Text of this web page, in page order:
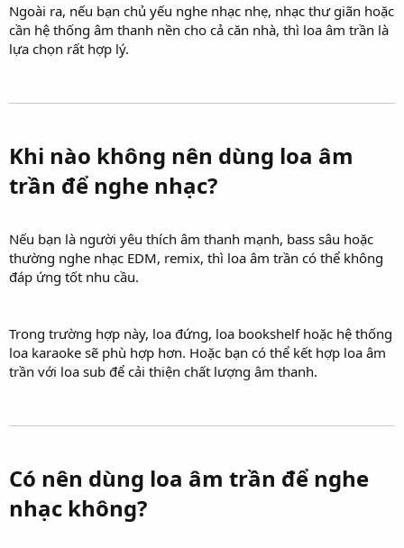
Ngoài ra, nếu bạn chủ yếu nghe nhạc nhẹ, nhạc thư giãn hoặc
cần hệ thống âm thanh nền cho cả căn nhà, thì loa âm trần là
lựa chọn rất hợp lý.
Khi nào không nên dùng loa âm
trần để nghe nhạc?​
Nếu bạn là người yêu thích âm thanh mạnh, bass sâu hoặc
thường nghe nhạc EDM, remix, thì loa âm trần có thể không
đáp ứng tốt nhu cầu.
Trong trường hợp này, loa đứng, loa bookshelf hoặc hệ thống
loa karaoke sẽ phù hợp hơn. Hoặc bạn có thể kết hợp loa âm
trần với loa sub để cải thiện chất lượng âm thanh.
Có nên dùng loa âm trần để nghe
nhạc không?​